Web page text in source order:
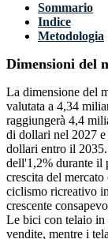
Sommario
Indice
Metodologia
Dimensioni del
La dimensione del
valutata a 4,34
raggiungerà 4,4
di dollari nel 2027
dollari entro il
dell'1,2% durante il
crescita del
ciclismo ricreativo
crescente
Le bici con telaio in
vendite, mentre i